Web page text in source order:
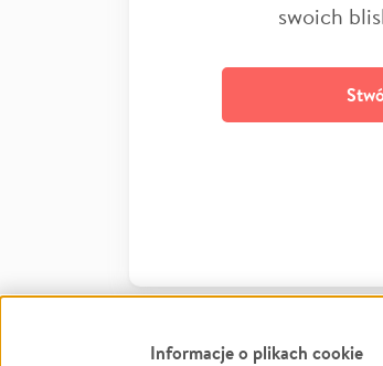
swoich
Informacje o plikach cookie